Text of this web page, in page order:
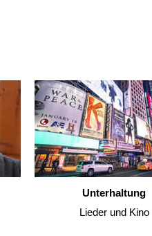
Unterhaltung
Lieder und Kino